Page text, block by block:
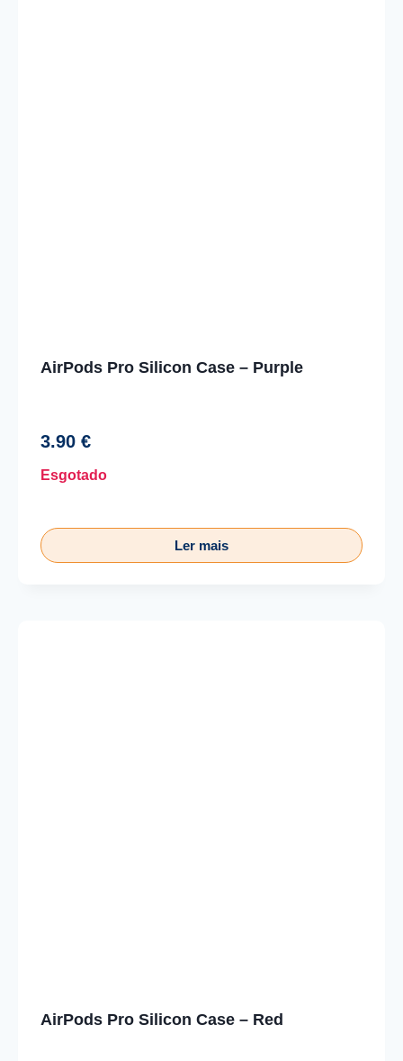
AirPods Pro Silicon Case – Purple
3.90 €
Esgotado
Ler mais
AirPods Pro Silicon Case – Red